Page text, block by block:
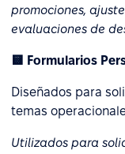
promociones,
evaluaciones de
🟨 Formularios
Diseñados para
temas
Utilizados para